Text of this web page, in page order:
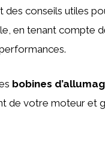
conseils utiles
en tenant compte
bobines
de votre moteur et